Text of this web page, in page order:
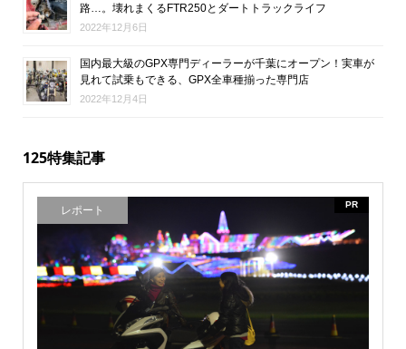
路…。壊れまくるFTR250とダートトラックライフ
2022年12月6日
国内最大級のGPX専門ディーラーが千葉にオープン！実車が
見れて試乗もできる、GPX全車種揃った専門店
2022年12月4日
125特集記事
レポート PR